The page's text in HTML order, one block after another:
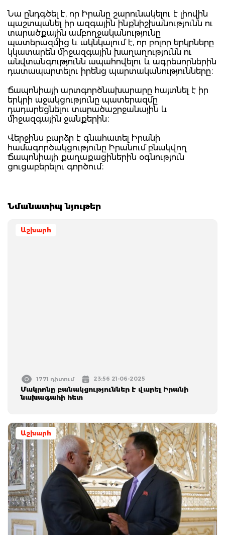
Նա ընդգծել է, որ Իրանը շարունակելու է լիովին
պաշտպանել իր ազգային ինքնիշխանությունն ու
տարածքային ամբողջականությունը
պատերազմից և ակնկալում է, որ բոլոր երկրները
կկատարեն միջազգային խաղաղությունն ու
անվտանգությունն ապահովելու և ագրեսորներին
դատապարտելու իրենց պարտականությունները։
Ճապոնիայի արտգործնախարարը հայտնել է իր
երկրի աջակցությունը պատերազմը
դադարեցնելու տարածաշրջանային և
միջազգային ջանքերին։
Վերջինս բարձր է գնահատել Իրանի
համագործակցությունը Իրանում բնակվող
Ճապոնիայի քաղաքացիներին օգնություն
ցուցաբերելու գործում։
Նմանատիպ նյութեր
Աշխարհ
1771 դիտում 23:56 21-06-2025
Մակրոնը բանակցություններ է վարել Իրանի
նախագահի հետ
Աշխարհ